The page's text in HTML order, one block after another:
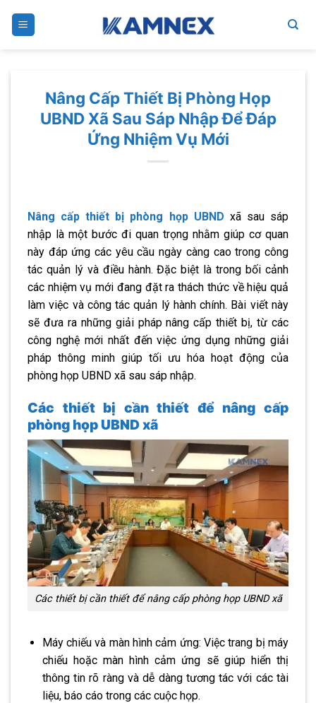
Nâng Cấp Thiết Bị Phòng Họp
UBND Xã Sau Sáp Nhập Để Đáp
Ứng Nhiệm Vụ Mới
Nâng cấp thiết bị phòng họp UBND xã sau sáp
nhập là một bước đi quan trọng nhằm giúp cơ quan
này đáp ứng các yêu cầu ngày càng cao trong công
tác quản lý và điều hành. Đặc biệt là trong bối cảnh
các nhiệm vụ mới đang đặt ra thách thức về hiệu quả
làm việc và công tác quản lý hành chính. Bài viết này
sẽ đưa ra những giải pháp nâng cấp thiết bị, từ các
công nghệ mới nhất đến việc ứng dụng những giải
pháp thông minh giúp tối ưu hóa hoạt động của
phòng họp UBND xã sau sáp nhập.
Các thiết bị cần thiết để nâng cấp
phòng họp UBND xã
Các thiết bị cần thiết để nâng cấp phòng họp UBND xã
Máy chiếu và màn hình cảm ứng: Việc trang bị máy
chiếu hoặc màn hình cảm ứng sẽ giúp hiển thị
thông tin rõ ràng và dễ dàng tương tác với các tài
liệu, báo cáo trong các cuộc họp.